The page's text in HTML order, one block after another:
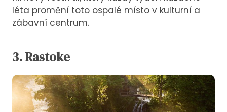
léta promění toto ospalé místo v kulturní a
zábavní centrum.
3. Rastoke